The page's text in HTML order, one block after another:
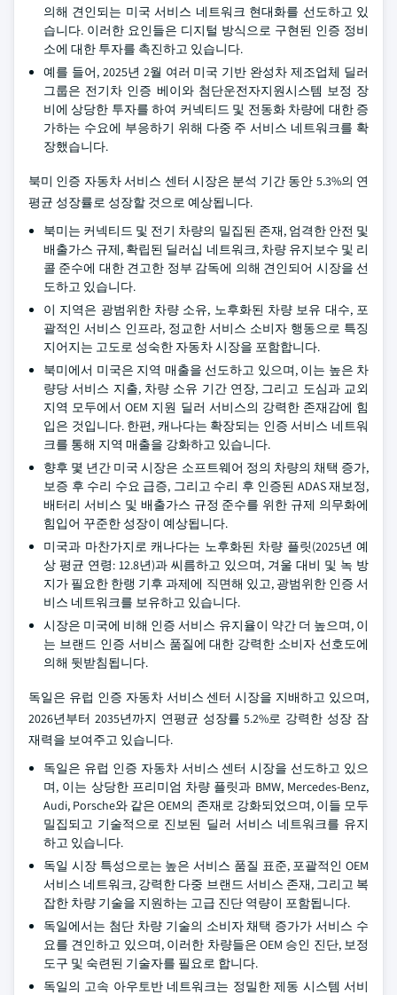
의해 견인되는 미국 서비스 네트워크 현대화를 선도하고 있
습니다. 이러한 요인들은 디지털 방식으로 구현된 인증 정비
소에 대한 투자를 촉진하고 있습니다.
예를 들어, 2025년 2월 여러 미국 기반 완성차 제조업체 딜러
그룹은 전기차 인증 베이와 첨단운전자지원시스템 보정 장
비에 상당한 투자를 하여 커넥티드 및 전동화 차량에 대한 증
가하는 수요에 부응하기 위해 다중 주 서비스 네트워크를 확
장했습니다.
북미 인증 자동차 서비스 센터 시장은 분석 기간 동안 5.3%의 연
평균 성장률로 성장할 것으로 예상됩니다.
북미는 커넥티드 및 전기 차량의 밀집된 존재, 엄격한 안전 및
배출가스 규제, 확립된 딜러십 네트워크, 차량 유지보수 및 리
콜 준수에 대한 견고한 정부 감독에 의해 견인되어 시장을 선
도하고 있습니다.
이 지역은 광범위한 차량 소유, 노후화된 차량 보유 대수, 포
괄적인 서비스 인프라, 정교한 서비스 소비자 행동으로 특징
지어지는 고도로 성숙한 자동차 시장을 포함합니다.
북미에서 미국은 지역 매출을 선도하고 있으며, 이는 높은 차
량당 서비스 지출, 차량 소유 기간 연장, 그리고 도심과 교외
지역 모두에서 OEM 지원 딜러 서비스의 강력한 존재감에 힘
입은 것입니다. 한편, 캐나다는 확장되는 인증 서비스 네트워
크를 통해 지역 매출을 강화하고 있습니다.
향후 몇 년간 미국 시장은 소프트웨어 정의 차량의 채택 증가,
보증 후 수리 수요 급증, 그리고 수리 후 인증된 ADAS 재보정,
배터리 서비스 및 배출가스 규정 준수를 위한 규제 의무화에
힘입어 꾸준한 성장이 예상됩니다.
미국과 마찬가지로 캐나다는 노후화된 차량 플릿(2025년 예
상 평균 연령: 12.8년)과 씨름하고 있으며, 겨울 대비 및 녹 방
지가 필요한 한랭 기후 과제에 직면해 있고, 광범위한 인증 서
비스 네트워크를 보유하고 있습니다.
시장은 미국에 비해 인증 서비스 유지율이 약간 더 높으며, 이
는 브랜드 인증 서비스 품질에 대한 강력한 소비자 선호도에
의해 뒷받침됩니다.
독일은 유럽 인증 자동차 서비스 센터 시장을 지배하고 있으며,
2026년부터 2035년까지 연평균 성장률 5.2%로 강력한 성장 잠
재력을 보여주고 있습니다.
독일은 유럽 인증 자동차 서비스 센터 시장을 선도하고 있으
며, 이는 상당한 프리미엄 차량 플릿과 BMW, Mercedes-Benz,
Audi, Porsche와 같은 OEM의 존재로 강화되었으며, 이들 모두
밀집되고 기술적으로 진보된 딜러 서비스 네트워크를 유지
하고 있습니다.
독일 시장 특성으로는 높은 서비스 품질 표준, 포괄적인 OEM
서비스 네트워크, 강력한 다중 브랜드 서비스 존재, 그리고 복
잡한 차량 기술을 지원하는 고급 진단 역량이 포함됩니다.
독일에서는 첨단 차량 기술의 소비자 채택 증가가 서비스 수
요를 견인하고 있으며, 이러한 차량들은 OEM 승인 진단, 보정
도구 및 숙련된 기술자를 필요로 합니다.
독일의 고속 아우토반 네트워크는 정밀한 제동 시스템 서비